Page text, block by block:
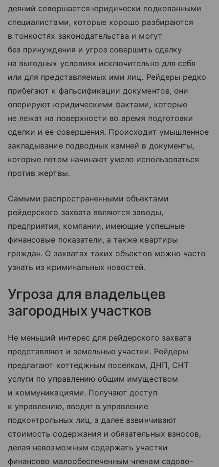
деяний совершается юридически подкованными
специалистами, которые хорошо разбираются
в тонкостях законодательства и могут
без принуждения и угроз совершить сделку
на выгодных условиях исключительно для себя
или для представляемых ими лиц. Рейдеры редко
прибегают к фальсификации документов, они
оперируют юридическими фактами, которые
не лежат на поверхности во время подготовки
сделки и ее совершения. Происходит умышленное
закладывание подводных камней в документы,
которые потом начинают умело использоваться
против жертвы.
Самыми распространенными объектами
рейдерского захвата являются заводы,
предприятия, компании, имеющие успешные
финансовые показатели, а также квартиры
граждан. О захватах таких объектов можно часто
узнать из криминальных новостей.
Угроза для владельцев
загородных участков
Не меньший интерес для рейдерского захвата
представляют и земельные участки. Рейдеры
предлагают коттеджным поселкам, ДНП, СНТ
услуги по управлению общим имуществом
и коммуникациями. Получают доступ
к управлению, вводят в управление
подконтрольных лиц, а далее взвинчивают
стоимость содержания и обязательных взносов,
делая невозможным содержать участки
финансово малообеспеченным членам садово-